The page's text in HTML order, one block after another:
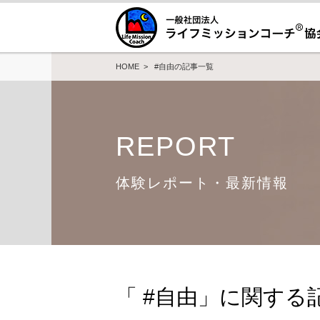
HOME > #自由の記事一覧
REPORT
体験レポート・最新情報
「 #自由」に関する